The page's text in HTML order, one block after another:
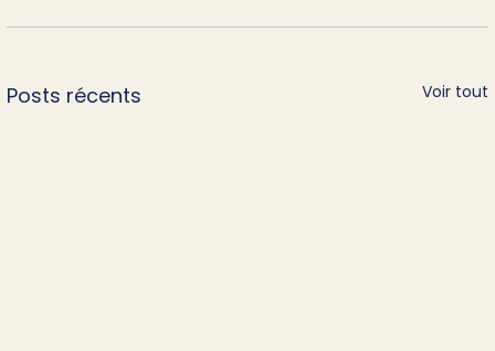
Posts récents Voir tout